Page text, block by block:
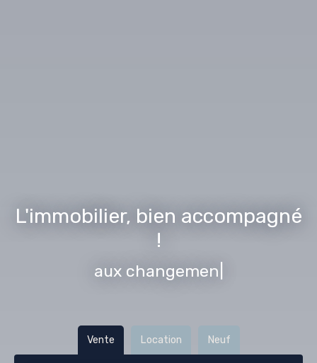
L'immobilier, bien accompagné
!
aux changements de vie
Vente Location Neuf